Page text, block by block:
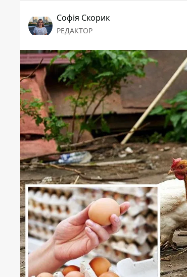
Софія Скорик
РЕДАКТОР